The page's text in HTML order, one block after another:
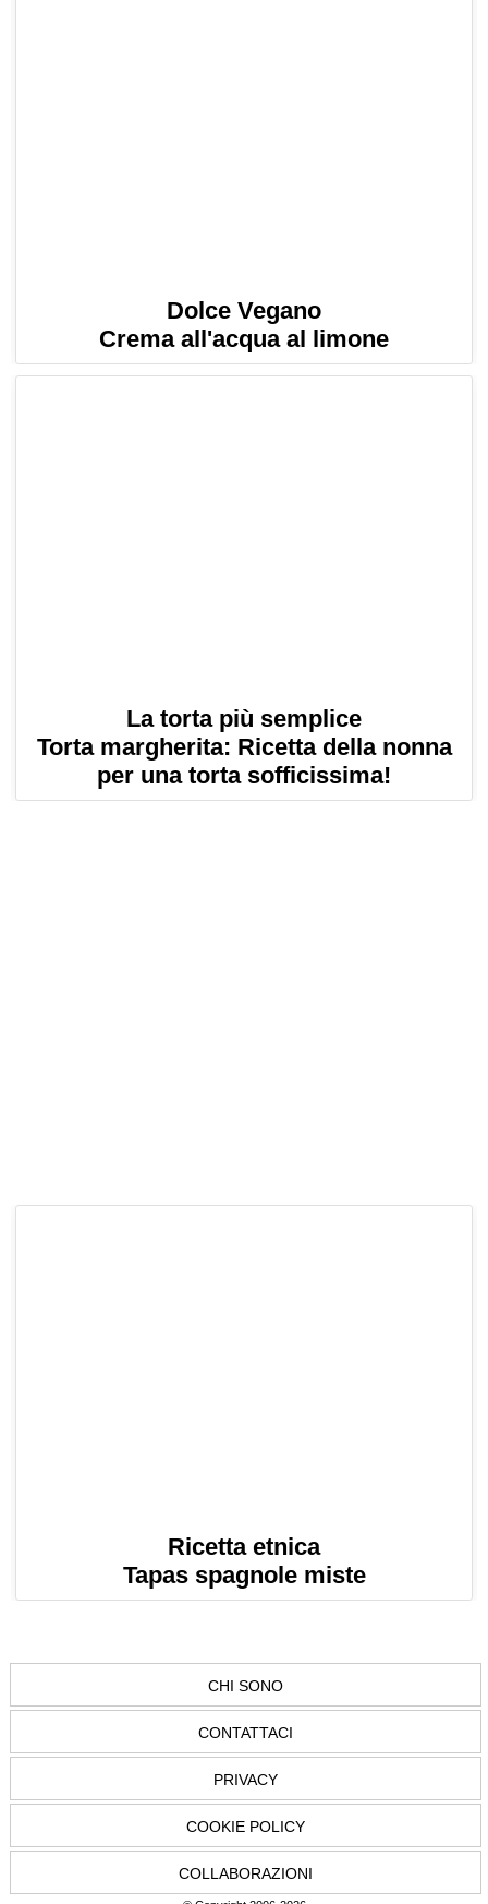
Dolce Vegano
Crema all'acqua al limone
La torta più semplice
Torta margherita: Ricetta della nonna
per una torta sofficissima!
Ricetta etnica
Tapas spagnole miste
CHI SONO
CONTATTACI
PRIVACY
COOKIE POLICY
COLLABORAZIONI